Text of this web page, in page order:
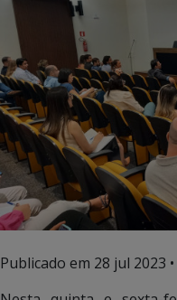
Publicado em 28 jul 2023